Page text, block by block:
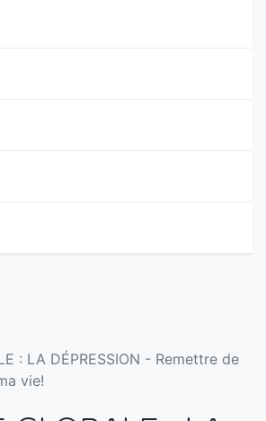
: LA DÉPRESSION - Remettre de
vie!